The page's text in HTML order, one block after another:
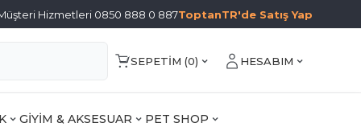
Hizmetleri 0850 888 0 887ToptanTR'de Satış Yap
SEPETIM (0) HESABIM
GİYİM & AKSESUAR PET SHOP